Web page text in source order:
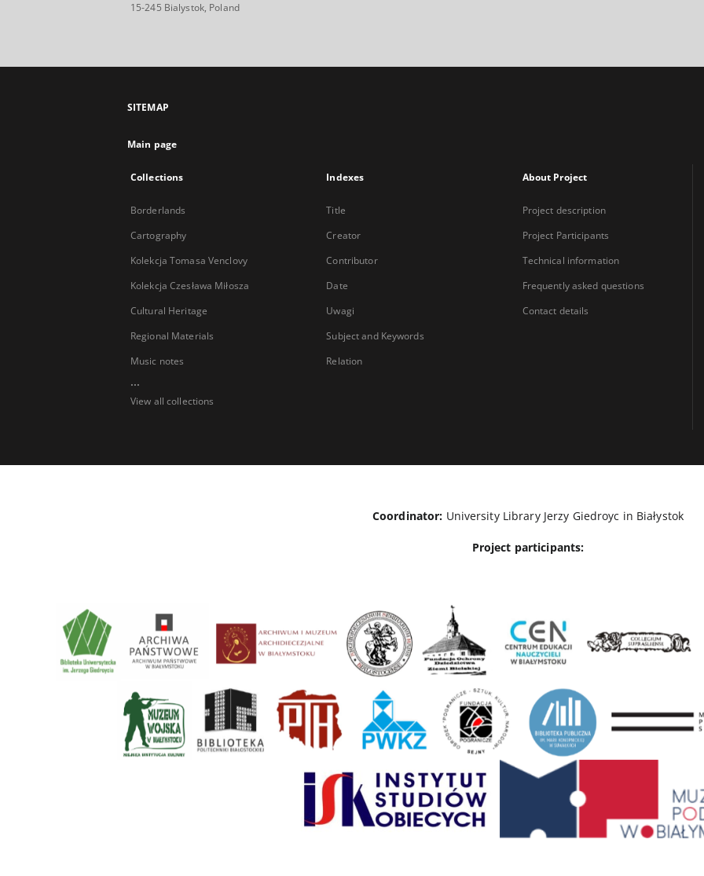
15-245 Bialystok, Poland
SITEMAP
Main page
Collections
Borderlands
Cartography
Kolekcja Tomasa Venclovy
Kolekcja Czesława Miłosza
Cultural Heritage
Regional Materials
Music notes
...
View all collections
Indexes
Title
Creator
Contributor
Date
Uwagi
Subject and Keywords
Relation
About Project
Project description
Project Participants
Technical information
Frequently asked questions
Contact details
Coordinator: University Library Jerzy Giedroyc in Białystok
Project participants: